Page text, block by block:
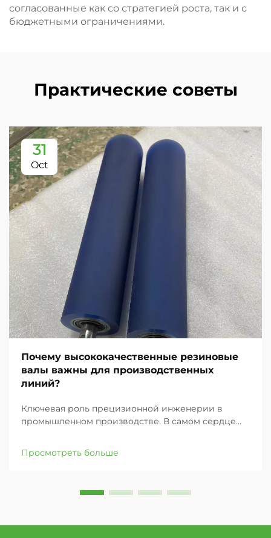
согласованные как со стратегией роста, так и с
бюджетными ограничениями.
Практические советы
31
Oct
Почему высококачественные резиновые
валы важны для производственных
линий?
Ключевая роль прецизионной инженерии в
промышленном производстве. В самом сердце
находится сложная сеть механизмов, работающих
в полной синхронизации. Среди этих критически
Просмотреть больше